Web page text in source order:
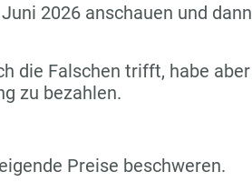
2026 anschauen und
die Falschen trifft, habe
zu bezahlen.
Preise beschweren.